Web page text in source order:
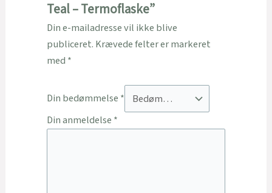
Teal – Termoflaske”
Din e-mailadresse vil ikke blive
publiceret. Krævede felter er markeret
med *
Din bedømmelse *
Din anmeldelse *